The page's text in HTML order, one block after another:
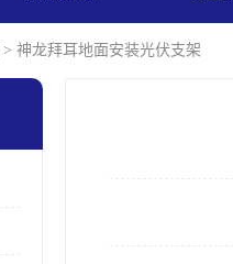
> 神龙拜耳地面安装光伏支架